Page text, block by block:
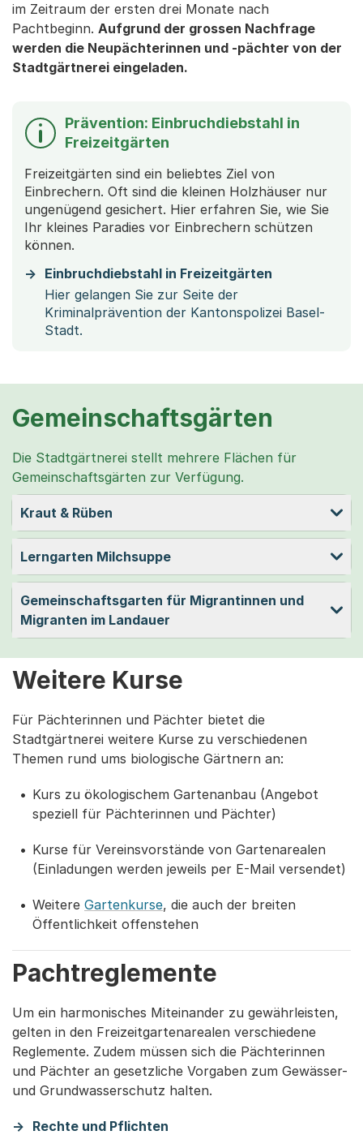
im Zeitraum der ersten drei Monate nach
Pachtbeginn. Aufgrund der grossen Nachfrage
werden die Neupächterinnen und -pächter von der
Stadtgärtnerei eingeladen.
Prävention: Einbruchdiebstahl in
Freizeitgärten
Freizeitgärten sind ein beliebtes Ziel von
Einbrechern. Oft sind die kleinen Holzhäuser nur
ungenügend gesichert. Hier erfahren Sie, wie Sie
Ihr kleines Paradies vor Einbrechern schützen
können.
Einbruchdiebstahl in Freizeitgärten
Hier gelangen Sie zur Seite der
Kriminalprävention der Kantonspolizei Basel-
Stadt.
Gemeinschaftsgärten
Die Stadtgärtnerei stellt mehrere Flächen für
Gemeinschaftsgärten zur Verfügung.
Kraut & Rüben
Lerngarten Milchsuppe
Gemeinschaftsgarten für Migrantinnen und
Migranten im Landauer
Weitere Kurse
Für Pächterinnen und Pächter bietet die
Stadtgärtnerei weitere Kurse zu verschiedenen
Themen rund ums biologische Gärtnern an:
Kurs zu ökologischem Gartenanbau (Angebot
speziell für Pächterinnen und Pächter)
Kurse für Vereinsvorstände von Gartenarealen
(Einladungen werden jeweils per E-Mail versendet)
Weitere Gartenkurse, die auch der breiten
Öffentlichkeit offenstehen
Pachtreglemente
Um ein harmonisches Miteinander zu gewährleisten,
gelten in den Freizeitgartenarealen verschiedene
Reglemente. Zudem müssen sich die Pächterinnen
und Pächter an gesetzliche Vorgaben zum Gewässer-
und Grundwasserschutz halten.
Rechte und Pflichten